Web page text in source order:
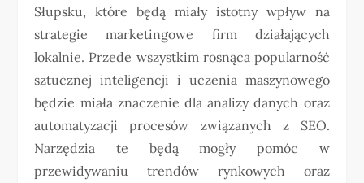
Słupsku, które będą miały istotny wpływ na
strategie marketingowe firm działających
lokalnie. Przede wszystkim rosnąca popularność
sztucznej inteligencji i uczenia maszynowego
będzie miała znaczenie dla analizy danych oraz
automatyzacji procesów związanych z SEO.
Narzędzia te będą mogły pomóc w
przewidywaniu trendów rynkowych oraz